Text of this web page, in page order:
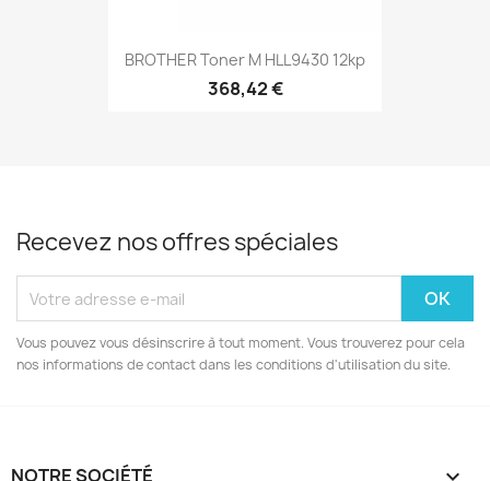
BROTHER Toner M HLL9430 12kp
368,42 €
Recevez nos offres spéciales
Vous pouvez vous désinscrire à tout moment. Vous trouverez pour cela
nos informations de contact dans les conditions d'utilisation du site.
NOTRE SOCIÉTÉ